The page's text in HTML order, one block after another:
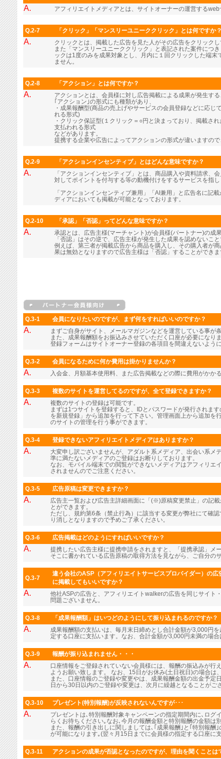
A. アフィリエイトメディアとは、サイトオーナーの運営する
Q.2-7 「クリック」「マンスリーユニーククリック」とは何ですか
A.
クリックとは、掲載した広告を見た人がその広告をクリック
また「マンスリーユニーククリック」と表記された案件につ
ックは1度のみを成果対象とし、月内に１回クリックした端
ません。
Q.2-8 「アクション」とは何ですか？
A.
アクションとは、会員様に対し広告掲載による成果が発生す
｢アクション｣の形式にも種類があり、
・成果報酬型(商品の売上げやサービスの会員登録などに応
れる形式)
・クリック保証型(１クリック＝○円と決まっており、掲載さ
支払われる形式
などがあります。
提携する企業や広告によってアクションの形式が違いますの
Q.2-9 「アクションインセンティブ」とはどんな意味ですか？
A.
「アクションインセンティブ」とは、商品購入や資料請求、
対してポイントを付与する等の動機付けをするサービスを指
「アクションインセンティブ兼用」「AI兼用」と広告名に記
ディアにおいても掲載が可能となっております。
Q.2-10 「承認」「否認」ってどんな意味ですか？
A.
承認とは、広告主様(マーチャント)が会員様(パートナー)の成
「否認」はその逆で、広告主様が発生した成果を認めないこ
例えば、第三者が掲載広告から商品を購入し、その購入者が
果は無効となりますので広告主様は「否認」することができ
Q.3-1 会員になりたいのですが、まず何をすればいいのですか？
A.
まずご自身がサイト、メールマガジンなどを運営している事が
また、成果報酬額をお振込みさせていただく口座が必要になり
登録フォームはサイトオーナー登録の各項目を間違えないよう
Q.3-2 会員になるために何か費用は掛かりませんか？
A. 入会金、月額基本使用料、また広告掲載などの際に費用がかか
Q.3-3 複数のサイトを運営してるのですが、全て登録できますか？
A.
複数のサイトの登録は可能です。
まずは1つサイトを登録すると、IDとパスワードが発行されま
を新規登録」から追加を行って下さい。管理画面上から追加を
のサイトの管理を行う事ができます。
Q.3-4 登録できないアフィリエイトメディアはありますか？
A.
大変申し訳ございませんが、アダルト系メディア、出会い系メ
準に満たないメディアのご登録はお断りしております。
なお、モバイル端末での閲覧ができないメディアはアフィリエ
されませんのでご注意ください。
Q.3-5 広告原稿は変更できますか？
A.
広告主一覧および広告主詳細画面に「(※)原稿変更禁止」の記
とができます。
ただし、規約第6条（禁止行為）に該当する変更が弊社にて確
り消しとなりますので予めご了承ください。
Q.3-6 広告掲載はどのようにすればいいですか？
A.
提携したい広告主様に提携申請をされますと、「提携承認」メ
そこに書かれている広告原稿の取得方法を見ながら、ご自分の
Q.3-7
違う会社のASP（アフィリエイトサービスプロバイダー）の
に掲載してもいいですか？
A.
他社ASPの広告と、アフィリエイトwalkerの広告を同じサイト
問題ございません。
Q.3-8 「成果報酬額」はいつどのようにして振り込まれるのですか？
A.
成果報酬額の支払いは、毎月末日締めとし合計金額が3,000円
定する口座に支払います。なお、合計金額が3,000円未満の場
Q.3-9 報酬が振り込まれません・・・
A.
口座情報をご登録されていない会員様には、報酬の振込みが行
ようお願い致します。 なお、15日がお休み(土日祝日)の場合は
また、口座情報のご登録や変更やは、成果報酬金額の出金予定
日から30日以内のご登録や変更は、次月に繰越となることがご
Q.3-10 プレゼント(特別報酬)が反映されないんですが･･･
A.
プレゼントは､特別報酬対象キャンペーンの指定期間内に､ログ
らくお待ちください｡なお､今月の報酬金額と特別報酬の金額は
また、報酬の引き出しに関しましては､｢成果報酬｣と｢特別報酬
が可能になります｡(翌々月15日までに会員様の指定する口座に
Q.3-11 アクションの成果が否認となったのですが、理由を聞くことは